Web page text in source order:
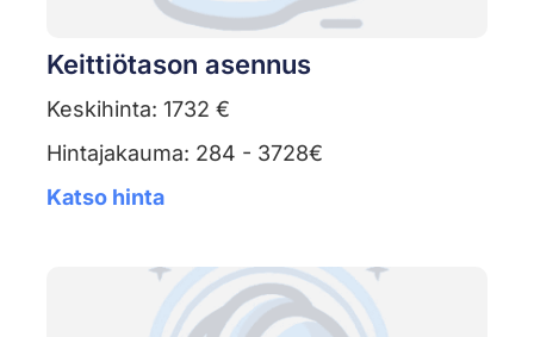
Keittiötason asennus
Keskihinta: 1732 €
Hintajakauma: 284 - 3728€
Katso hinta